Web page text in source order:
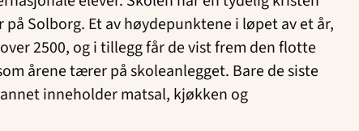
Solborg. Et av høydepunktene i løpet av et år,
2500, og i tillegg får de vist frem den flotte
årene tærer på skoleanlegget. Bare de siste
inneholder matsal, kjøkken og